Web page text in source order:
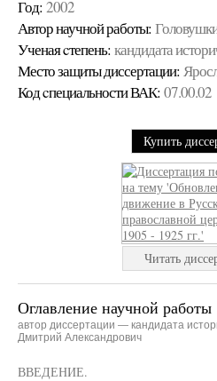
Год: 2002
Автор научной работы:
Ученая cтепень: кандидата
Место защиты диссертации:
Код cпециальности ВАК: 07.00.02
Купить
Читать
Оглавление научной работы
автор диссертации — кандидата
Дмитрий Александрович
ВВЕДЕНИЕ.